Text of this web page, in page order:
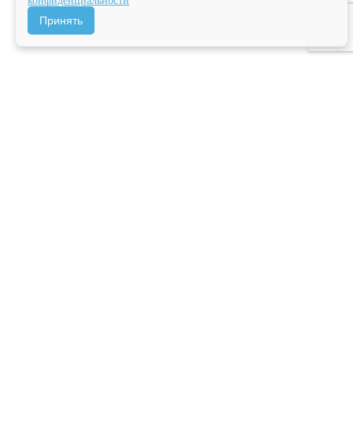
Принять